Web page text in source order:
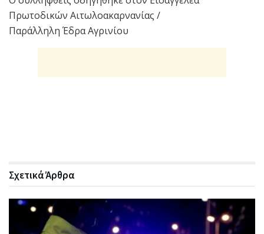
Πρωτοδικών Αιτωλοακαρνανίας /
Παράλληλη Έδρα Αγρινίου
ΣχετικάΆρθρα